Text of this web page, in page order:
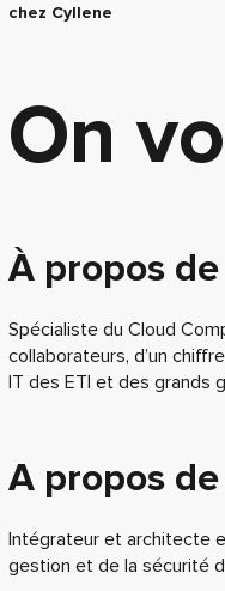
chez Cyllene
On
À propos
Spécialiste du Cloud
collaborateurs, d’un
IT des ETI et des grands
A propos
Intégrateur et architecte
gestion et de la sécurité